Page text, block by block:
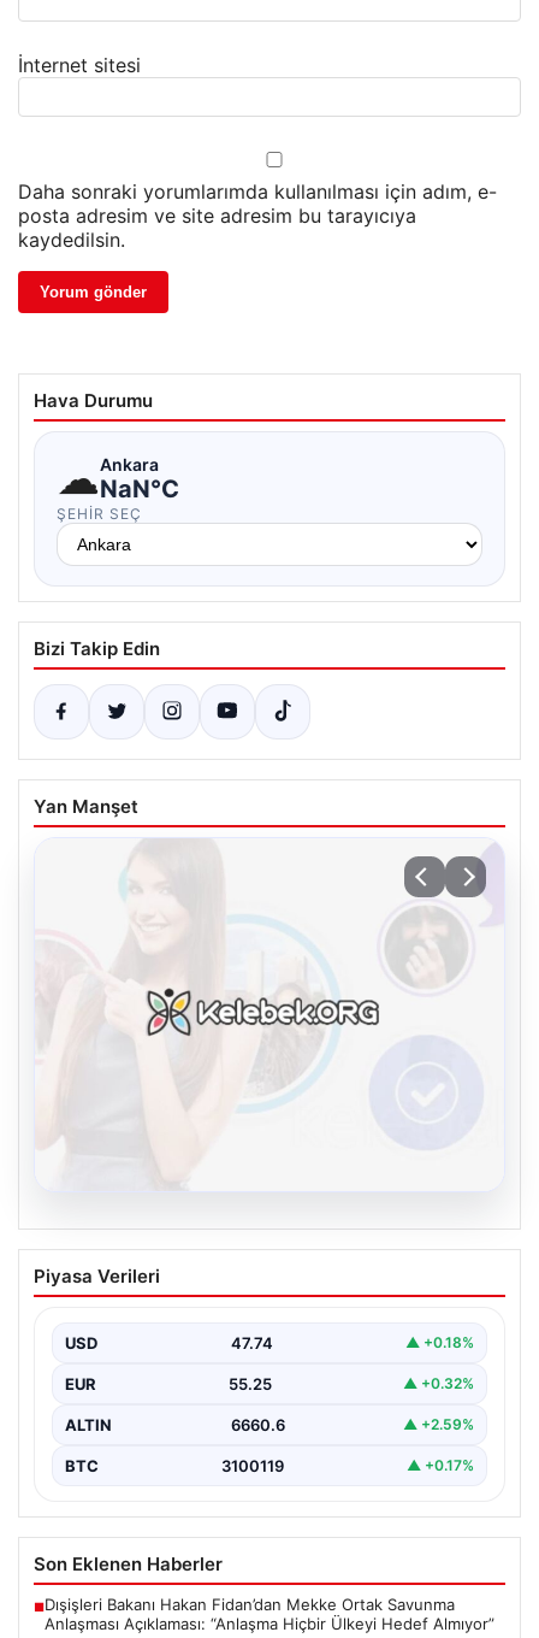
İnternet sitesi
Daha sonraki yorumlarımda kullanılması için adım, e-
posta adresim ve site adresim bu tarayıcıya
kaydedilsin.
Hava Durumu
☁Ankara
NaN°C
ŞEHIR SEÇ
Bizi Takip Edin
Yan Manşet
Kelebek chat adresi İle Sanal İletişimin
Seviyeli Adresi Ve Sohbet Deneyimi
kurması ciddi bir değer barındırmaktadır. Günümüzde
birçok…
Piyasa Verileri
USD 47.74 ▲ +0.18%
EUR 55.25 ▲ +0.32%
ALTIN 6660.6 ▲ +2.59%
BTC 3100119 ▲ +0.17%
Son Eklenen Haberler
■Dışişleri Bakanı Hakan Fidan’dan Mekke Ortak Savunma
Anlaşması Açıklaması: “Anlaşma Hiçbir Ülkeyi Hedef Almıyor”